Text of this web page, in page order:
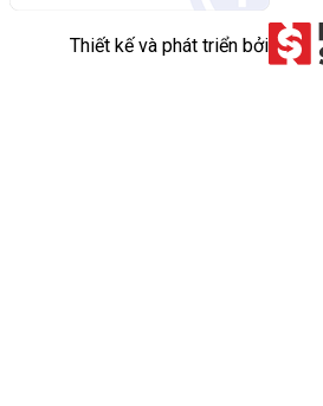
Thiết kế và phát triển bởi